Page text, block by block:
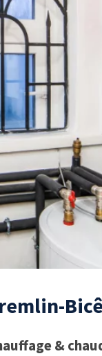
&